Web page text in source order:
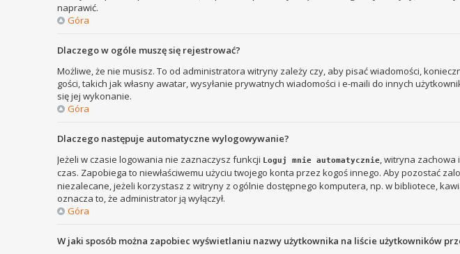
naprawić.
Góra
Dlaczego w ogóle muszę się rejestrować?
Możliwe, że nie musisz. To od administratora witryny zależy czy, aby pisać wiadomości,
gości, takich jak własny awatar, wysyłanie prywatnych wiadomości i e-maili do innych
się jej wykonanie.
Góra
Dlaczego następuje automatyczne wylogowywanie?
Jeżeli w czasie logowania nie zaznaczysz funkcji Loguj mnie automatycznie, witryna zachowa
czas. Zapobiega to niewłaściwemu użyciu twojego konta przez kogoś innego. Aby pozostać
niezalecane, jeżeli korzystasz z witryny z ogólnie dostępnego komputera, np. w bibliotece,
oznacza to, że administrator ją wyłączył.
Góra
W jaki sposób można zapobiec wyświetlaniu nazwy użytkownika na liście użytkowników